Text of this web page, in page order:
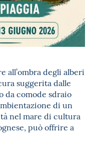
all’ombra degli alberi
suggerita dalle
da comode sdraio
di un
nel mare di cultura
può offrire a